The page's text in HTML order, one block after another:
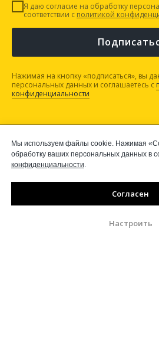
Мы используем файлы cookie. Нажимая
обработку ваших персональных данных в
конфиденциальности.
Согласен
Настроить
Я даю согласие на обработку
соответствии с политикой
Нажимая на кнопку «подписаться», вы
персональных данных и соглашаетесь c
конфиденциальности